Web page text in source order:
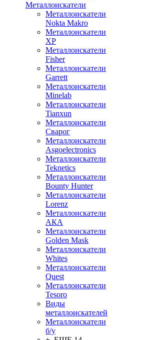
Металлоискатели
Металлоискатели
Nokta Makro
Металлоискатели
XP
Металлоискатели
Fisher
Металлоискатели
Garrett
Металлоискатели
Minelab
Металлоискатели
Tianxun
Металлоискатели
Сварог
Металлоискатели
Asgoelectronics
Металлоискатели
Teknetics
Металлоискатели
Bounty Hunter
Металлоискатели
Lorenz
Металлоискатели
АКА
Металлоискатели
Golden Mask
Металлоискатели
Whites
Металлоискатели
Quest
Металлоискатели
Tesoro
Виды
металлоискателей
Металлоискатели
б/у